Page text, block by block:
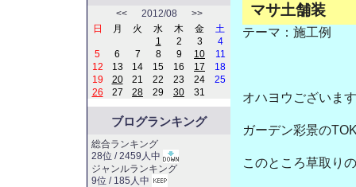
マサ土舗装
テーマ： 施工例
オハヨウございま
ガーデン彩景の
このところ草取り
<<2012/08 >>
日
月 火 水 木 金
土
1
2 3
4
5
6 7 8 9 10
11
12
13 14 15 16 17
18
19
20 21 22 23 24
25
26
27 28 29 30 31
ブログランキング
総合ランキング
28位 / 2459人中
ジャンルランキング
9位 / 185人中